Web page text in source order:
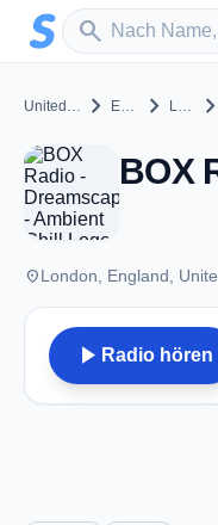
Zum Hauptinhalt springen
search
Sender suchen
United Kingdom chevron_right England chevron_right London chevron_right
placeLondon, England,
play_arrow Radio hören